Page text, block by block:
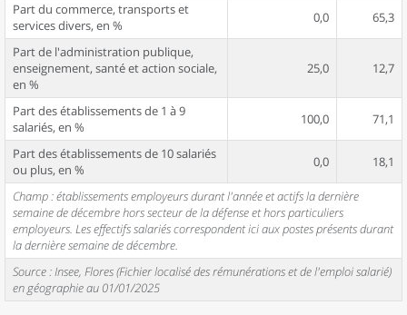
Part du commerce, transports et
services divers, en %
0,0 65,3
Part de l'administration publique,
enseignement, santé et action sociale,
en %
25,0 12,7
Part des établissements de 1 à 9
salariés, en %
100,0 71,1
Part des établissements de 10 salariés
ou plus, en %
0,0 18,1
Champ : établissements employeurs durant l'année et actifs la dernière
semaine de décembre hors secteur de la défense et hors particuliers
employeurs. Les effectifs salariés correspondent ici aux postes présents durant
la dernière semaine de décembre.
Source : Insee, Flores (Fichier localisé des rémunérations et de l'emploi salarié)
en géographie au 01/01/2025